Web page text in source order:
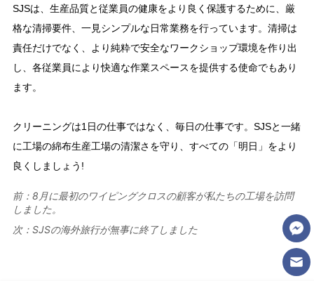
前：8月に最初のワイピングクロスの顧客が私たちの工場を訪問
しました。
次：SJSの海外旅行が無事に終了しました